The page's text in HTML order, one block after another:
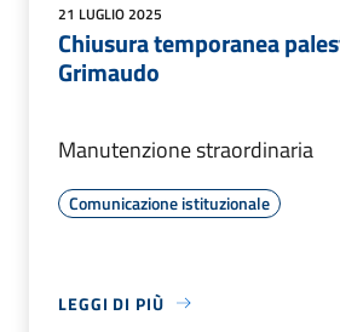
21 LUGLIO 2025
Chiusura temporanea
Grimaudo
Manutenzione straordinaria
Comunicazione istituzionale
LEGGI DI PIÙ